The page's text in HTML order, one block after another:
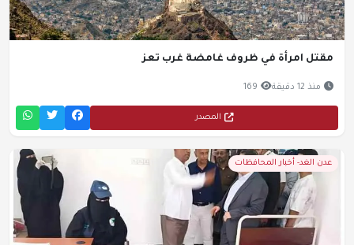
مقتل امرأة في ظروف غامضة غرب تعز
منذ 12 دقيقة 169
المصدر
عدن الغد- أخبار المحافظات